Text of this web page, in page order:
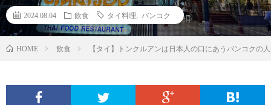
2024.08.04 飲食 タイ料理 バンコク
HOME 飲食 【タイ】トンクルアンは日本人の口にあうバンコクの